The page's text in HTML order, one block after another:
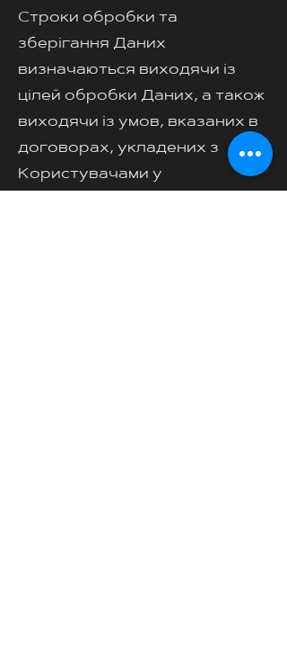
Строки обробки та
зберігання Даних
визначаються виходячи із
цілей обробки Даних, а також
виходячи із умов, вказаних в
договорах, укладених з
Користувачами у